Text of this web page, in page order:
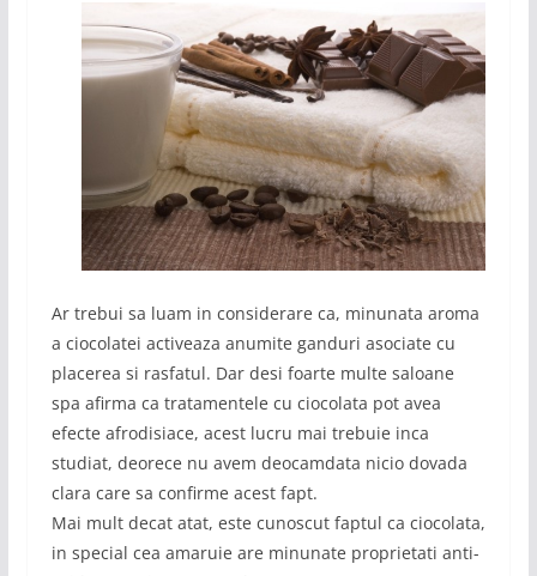
Ar trebui sa luam in considerare ca, minunata aroma
a ciocolatei activeaza anumite ganduri asociate cu
placerea si rasfatul. Dar desi foarte multe saloane
spa afirma ca tratamentele cu ciocolata pot avea
efecte afrodisiace, acest lucru mai trebuie inca
studiat, deorece nu avem deocamdata nicio dovada
clara care sa confirme acest fapt.
Mai mult decat atat, este cunoscut faptul ca ciocolata,
in special cea amaruie are minunate proprietati anti-